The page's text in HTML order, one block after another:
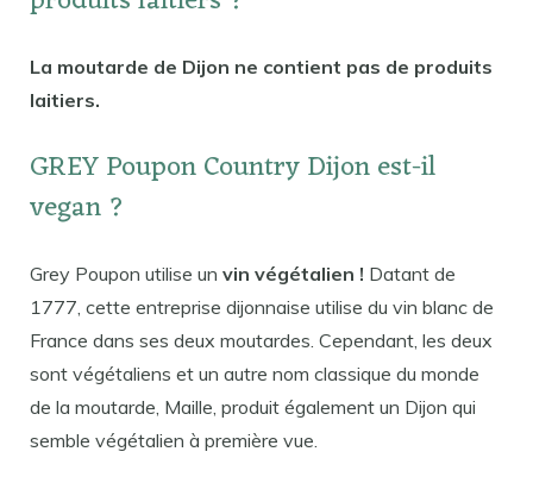
La moutarde de Dijon ne contient pas de produits
laitiers.
GREY Poupon Country Dijon est-il
vegan ?
Grey Poupon utilise un vin végétalien ! Datant de
1777, cette entreprise dijonnaise utilise du vin blanc de
France dans ses deux moutardes. Cependant, les deux
sont végétaliens et un autre nom classique du monde
de la moutarde, Maille, produit également un Dijon qui
semble végétalien à première vue.